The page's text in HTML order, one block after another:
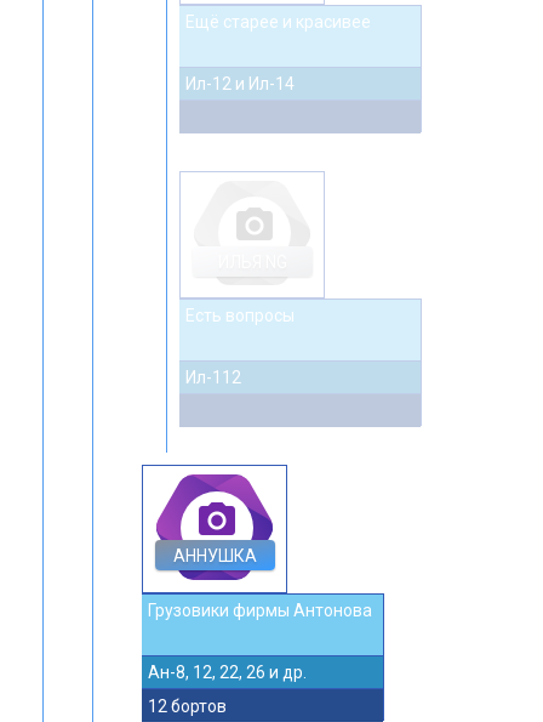
Ещё старее и красивее
Ил-12 и Ил-14
photo_camera
Есть вопросы
Ил-112
photo_camera
АННУШКА
Грузовики фирмы Антонова
Ан-8, 12, 22, 26 и др.
12 бортов